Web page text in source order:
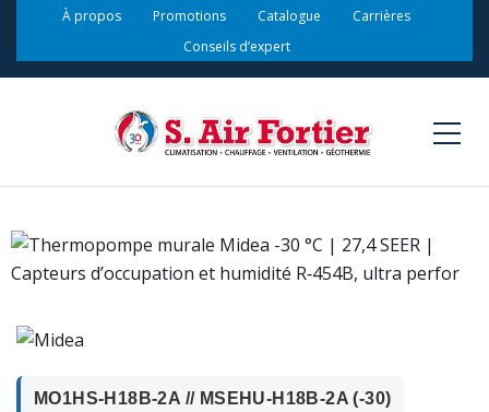
À propos Promotions Catalogue
Carrières
Conseils d’expert
MO1HS-H18B-2A // MSEHU-H18B-2A (-30)